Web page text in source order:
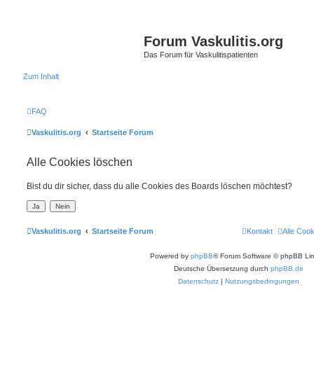
Forum Vaskulitis.org
Das Forum für Vaskulitispatienten
Zum Inhalt
FAQ
Vaskulitis.org Startseite Forum
Alle Cookies löschen
Bist du dir sicher, dass du alle Cookies des Boards löschen möchtest?
Vaskulitis.org Startseite Forum Alle
Kontakt
Powered by phpBB® Forum Software © phpBB
Deutsche Übersetzung durch phpBB.de
Datenschutz | Nutzungsbedingungen